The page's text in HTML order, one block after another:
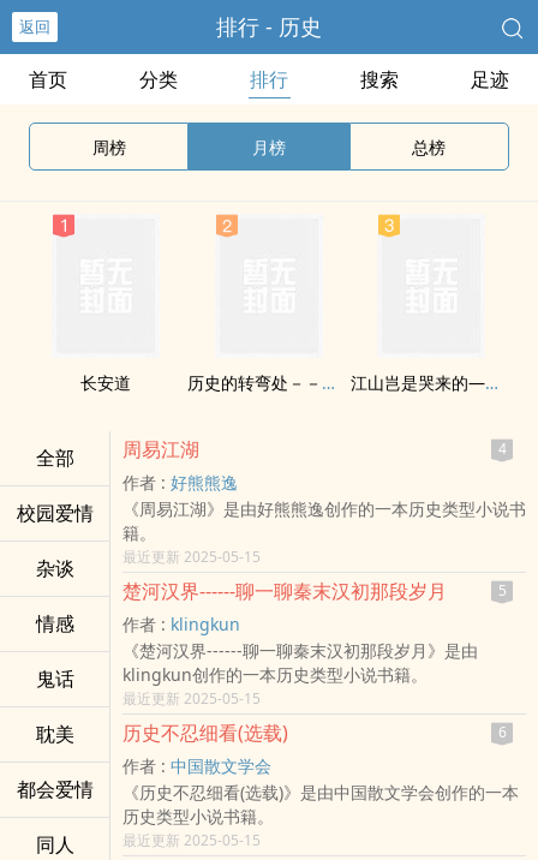
返回 排行 - 历史
首页 分类 排行 搜索 足迹
周榜 月榜 总榜
长安道 历史的转弯处－－晚清帝国回忆录 江山岂是哭来的——正说刘备
全部
校园爱情
杂谈
情感
鬼话
耽美
都会爱情
同人
周易江湖 4
作者 : 好熊熊逸
《周易江湖》是由好熊熊逸创作的一本历史类型小说书
籍。
最近更新 2025-05-15
楚河汉界------聊一聊秦末汉初那段岁月 5
作者 : klingkun
《楚河汉界------聊一聊秦末汉初那段岁月》是由
klingkun创作的一本历史类型小说书籍。
最近更新 2025-05-15
历史不忍细看(选载) 6
作者 : 中国散文学会
《历史不忍细看(选载)》是由中国散文学会创作的一本
历史类型小说书籍。
最近更新 2025-05-15